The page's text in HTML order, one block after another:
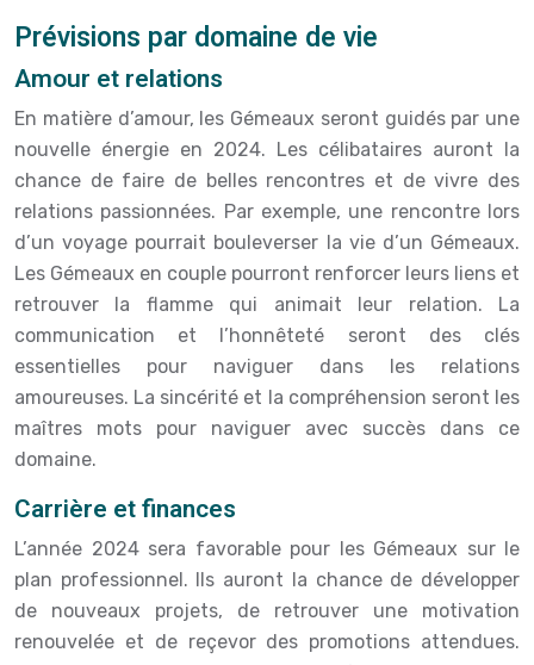
Prévisions par domaine de vie
Amour et relations
En matière d’amour, les Gémeaux seront guidés par une
nouvelle énergie en 2024. Les célibataires auront la
chance de faire de belles rencontres et de vivre des
relations passionnées. Par exemple, une rencontre lors
d’un voyage pourrait bouleverser la vie d’un Gémeaux.
Les Gémeaux en couple pourront renforcer leurs liens et
retrouver la flamme qui animait leur relation. La
communication et l’honnêteté seront des clés
essentielles pour naviguer dans les relations
amoureuses. La sincérité et la compréhension seront les
maîtres mots pour naviguer avec succès dans ce
domaine.
Carrière et finances
L’année 2024 sera favorable pour les Gémeaux sur le
plan professionnel. Ils auront la chance de développer
de nouveaux projets, de retrouver une motivation
renouvelée et de reçevor des promotions attendues.